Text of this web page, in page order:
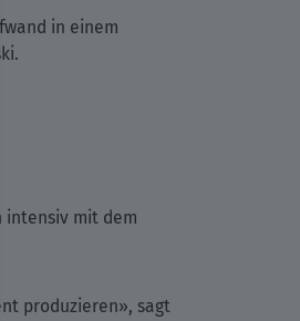
in einem
intensiv mit dem
produzieren», sagt